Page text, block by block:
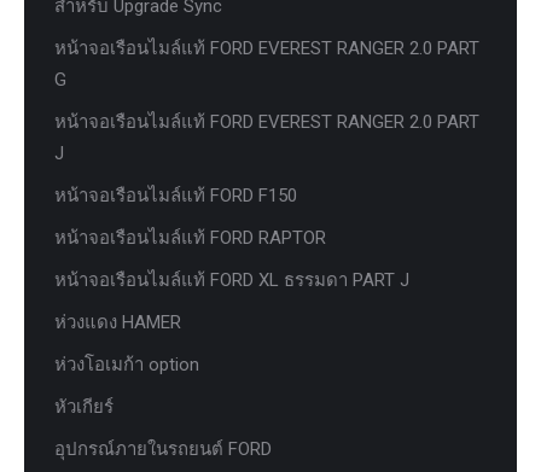
สำหรับ Upgrade Sync
หน้าจอเรือนไมล์แท้ FORD EVEREST RANGER 2.0 PART
G
หน้าจอเรือนไมล์แท้ FORD EVEREST RANGER 2.0 PART
J
หน้าจอเรือนไมล์แท้ FORD F150
หน้าจอเรือนไมล์แท้ FORD RAPTOR
หน้าจอเรือนไมล์แท้ FORD XL ธรรมดา PART J
ห่วงแดง HAMER
ห่วงโอเมก้า option
หัวเกียร์
อุปกรณ์ภายในรถยนต์ FORD